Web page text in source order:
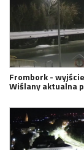
Frombork -
Wiślany aktualna